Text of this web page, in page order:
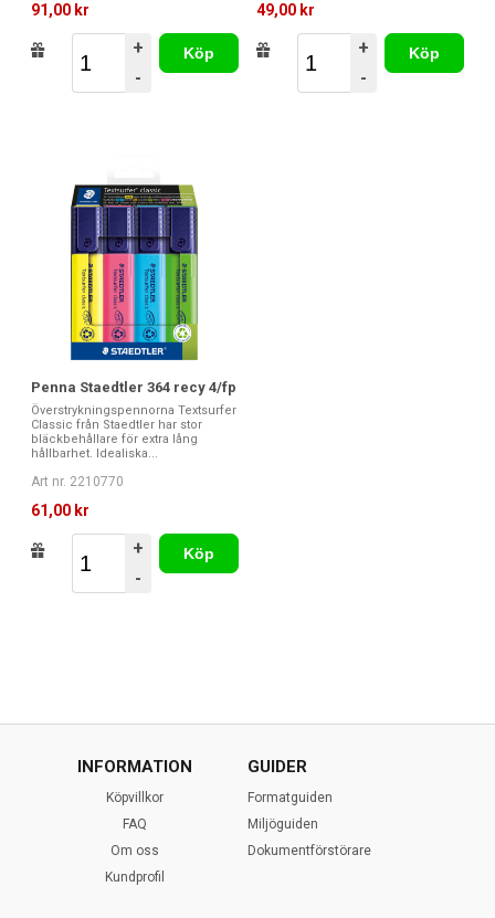
91,00 kr
+
-
Köp
49,00 kr
+
-
Köp
Penna Staedtler 364 recy 4/fp
Överstrykningspennorna Textsurfer
Classic från Staedtler har stor
bläckbehållare för extra lång
hållbarhet. Idealiska...
Art nr. 2210770
61,00 kr
+
-
Köp
INFORMATION
Köpvillkor
FAQ
Om oss
Kundprofil
GUIDER
Formatguiden
Miljöguiden
Dokumentförstörare